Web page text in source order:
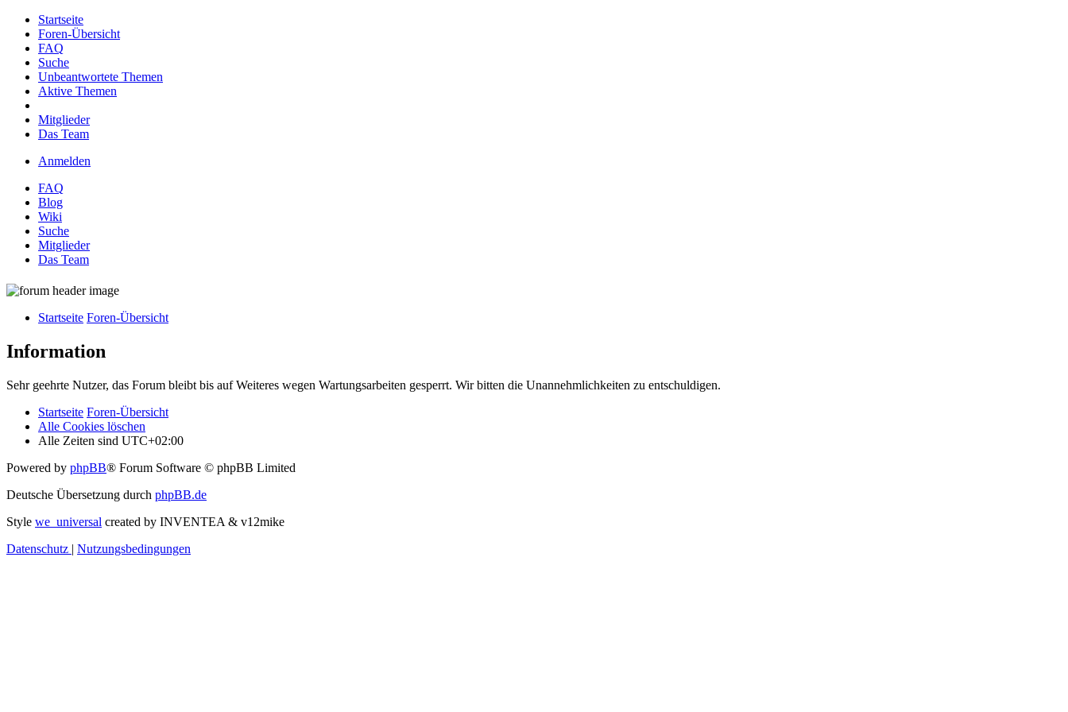
Startseite
Foren-Übersicht
FAQ
Suche
Unbeantwortete Themen
Aktive Themen
Mitglieder
Das Team
Anmelden
FAQ
Blog
Wiki
Suche
Mitglieder
Das Team
Startseite Foren-Übersicht
Information
Sehr geehrte Nutzer, das Forum bleibt bis auf Weiteres wegen Wartungsarbeiten gesperrt. Wir bitten die Unannehmlichkeiten zu entschuldigen.
Startseite Foren-Übersicht
Alle Cookies löschen
Alle Zeiten sind UTC+02:00
Powered by phpBB® Forum Software © phpBB Limited
Deutsche Übersetzung durch phpBB.de
Style we_universal created by INVENTEA & v12mike
Datenschutz | Nutzungsbedingungen